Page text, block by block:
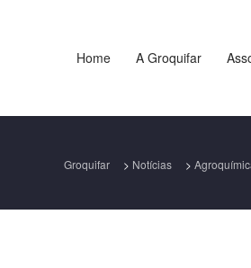
Home A Groquifar
Groquifar > Notícias >